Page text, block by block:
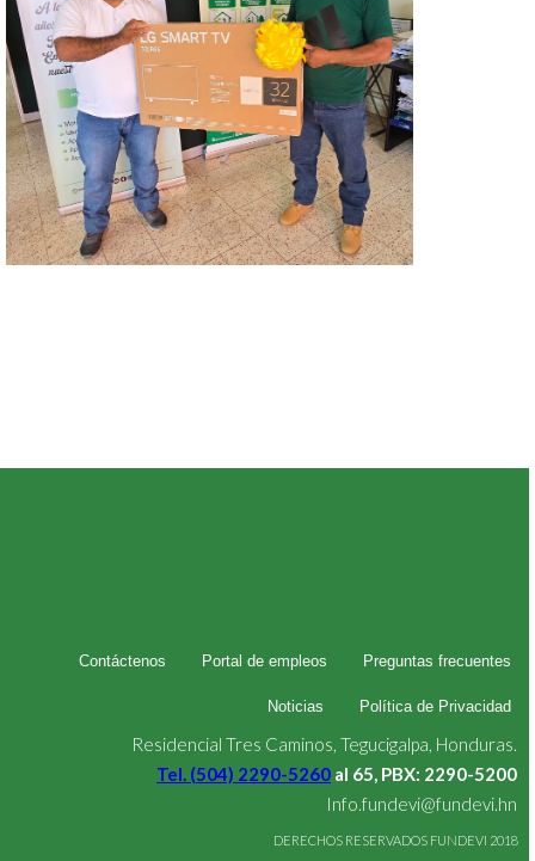
Contáctenos Portal de empleos Preguntas frecuentes
Noticias Política de Privacidad
Residencial Tres Caminos, Tegucigalpa, Honduras.
Tel. (504) 2290-5260 al 65, PBX: 2290-5200
Info.fundevi@fundevi.hn
DERECHOS RESERVADOS FUNDEVI 2018